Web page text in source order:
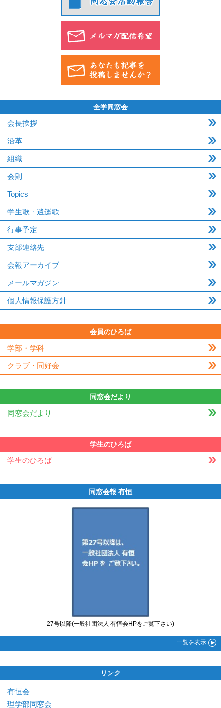
全学同窓会
会長挨拶
沿革
組織
会則
Topics
学生歌・逍遥歌
行事予定
支部連絡先
会報アーカイブ
メールマガジン
個人情報保護方針
会員のひろば
学部・学科
クラブ・同好会
同窓会だより
同窓会だより
学生のひろば
学生のひろば
同窓会報 有恒
27号以降(一般社団法人 有恒会HPをご覧下さい)
一覧を表示
リンク
有恒会
理学部同窓会